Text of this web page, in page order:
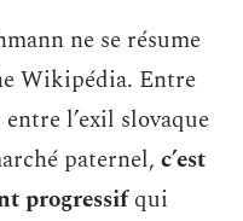
ne se résume
Wikipédia. Entre
l’exil slovaque
paternel, c’est
progressifqui